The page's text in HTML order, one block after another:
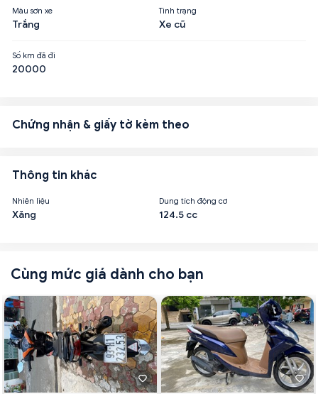
Màu sơn xe
Trắng
Tình trạng
Xe cũ
Số km đã đi
20000
Chứng nhận & giấy tờ kèm theo
Thông tin khác
Nhiên liệu
Xăng
Dung tích động cơ
124.5 cc
Cùng mức giá dành cho bạn